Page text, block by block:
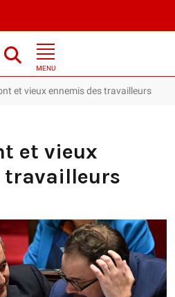
MENU
et vieux ennemis des travailleurs
et vieux
travailleurs